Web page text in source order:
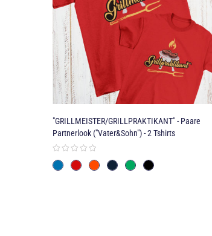
Bitte Größentabelle beachten
Alle passenden Sets mit Pflege-, Größen-
"GRILLMEISTER/GRILLPRAKTIKANT" - Paare
Partnerlook ("Vater&Sohn") - 2 Tshirts